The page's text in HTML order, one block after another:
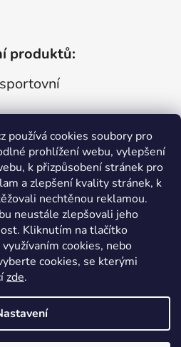
používá cookies soubory pro
prohlížení webu, vylepšení
k přizpůsobení stránek pro
a zlepšení kvality stránek, k
nechtěnou reklamou.
neustále zlepšovali jeho
Kliknutím na tlačítko
cookies, nebo
cookies, se kterými
zde.
produktů:
5 hvězdiček.
tmavá
5 hvězdiček.
drobné mince
5 hvězdiček.